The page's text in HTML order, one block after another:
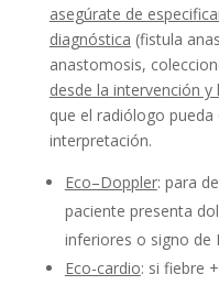
asegúrate de
diagnóstica (fistula
anastomosis,
desde la intervención y
que el radiólogo
interpretación.
Eco–Doppler: para
paciente presenta
inferiores o signo de
Eco-cardio: si fiebre